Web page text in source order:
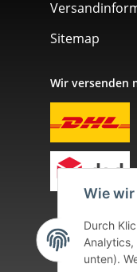
Wie wir
Durch
unten).
Sitemap
Wir versenden